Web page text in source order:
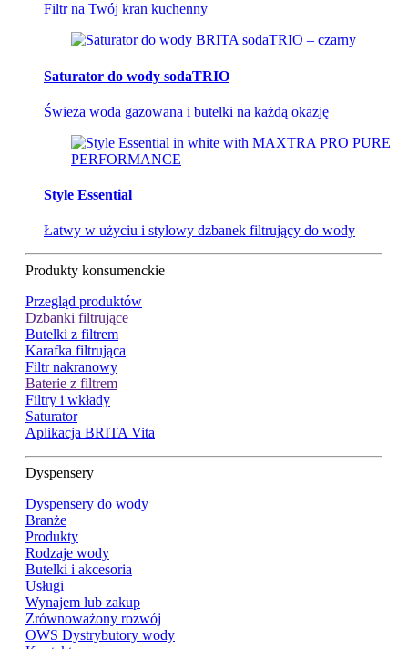
Filtr na Twój kran kuchenny
Saturator do wody sodaTRIO
Świeża woda gazowana i butelki na każdą okazję
Style Essential
Łatwy w użyciu i stylowy dzbanek filtrujący do wody
Produkty konsumenckie
Przegląd produktów
Dzbanki filtrujące
Butelki z filtrem
Karafka filtrująca
Filtr nakranowy
Baterie z filtrem
Filtry i wkłady
Saturator
Aplikacja BRITA Vita
Dyspensery
Dyspensery do wody
Branże
Produkty
Rodzaje wody
Butelki i akcesoria
Usługi
Wynajem lub zakup
Zrównoważony rozwój
OWS Dystrybutory wody